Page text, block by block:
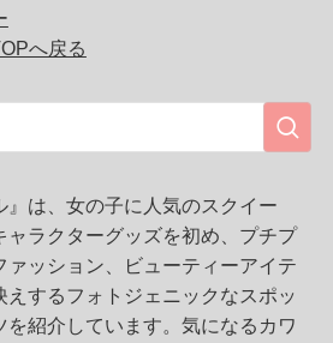
へ戻る
』は、女の子に人気のスクイー
ャラクターグッズを初め、プチプ
ァッション、ビューティーアイテ
えするフォトジェニックなスポッ
を紹介しています。気になるカワ